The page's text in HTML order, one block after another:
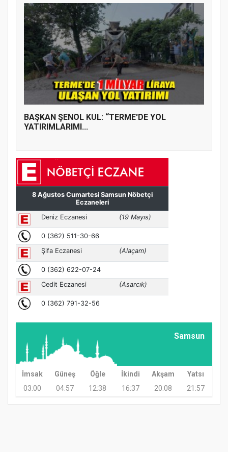
BAŞKAN ŞENOL KUL: “TERME'DE YOL
YATIRIMLARIMI...
Samsun
İmsak Güneş Öğle İkindi Akşam
Yatsı
03:00
04:57 12:38 16:37 20:08 21:57